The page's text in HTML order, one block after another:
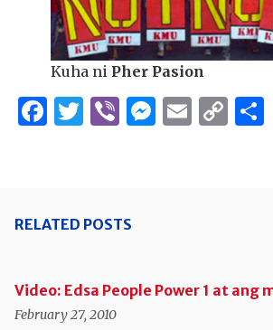
Kuha ni Pher Pasion
Facebook
Twitter
Viber Email
RELATED POSTS
Video: Edsa People Power 1 at ang
February 27, 2010